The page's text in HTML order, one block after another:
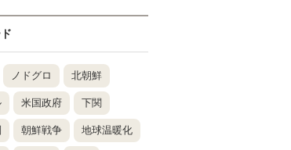
ノドグロ 北朝鮮
米国政府 下関
朝鮮戦争 地球温暖化